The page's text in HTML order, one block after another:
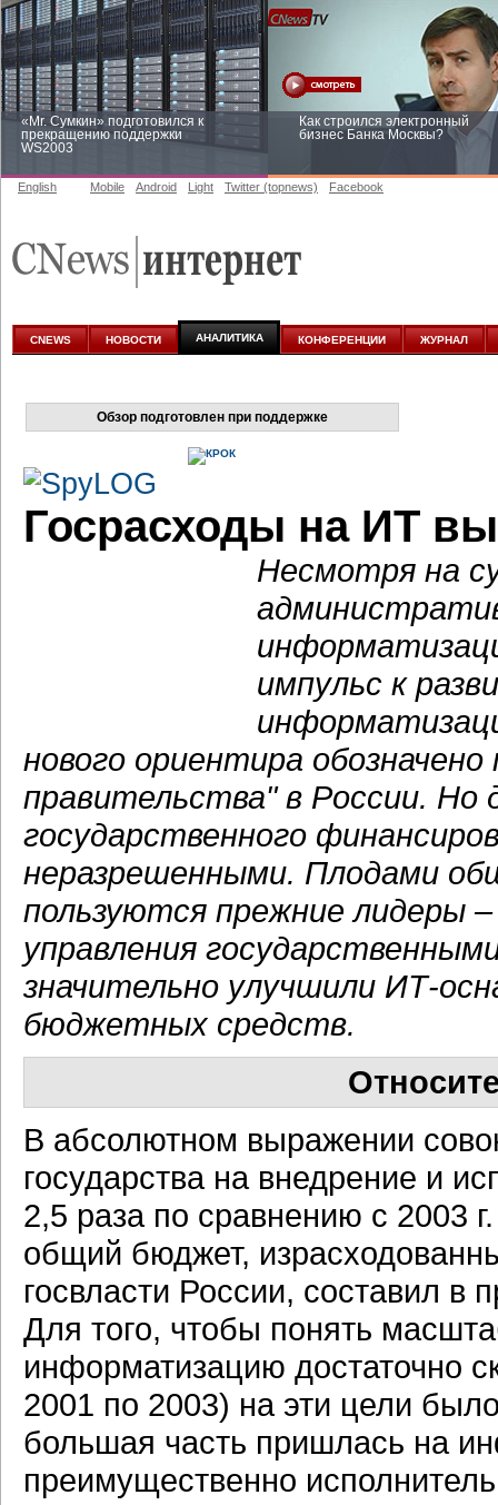
«Mr. Сумкин» подготовился к
прекращению поддержки
WS2003
Как строился электронный
бизнес Банка Москвы?
аналитике
English Mobile Android Light Twitter (topnews) Facebook
CNEWS НОВОСТИ АНАЛИТИКА КОНФЕРЕНЦИИ ЖУРНАЛ
Обзор подготовлен при поддержке
Госрасходы на ИТ
Несмотря на
импульс к
нового ориентира
правительства" в России. Но
государственного
неразрешенными. Плодами
пользуются прежние лидеры
управления
значительно улучшили ИТ-
бюджетных средств.
В абсолютном выражении
государства на внедрение и
2,5 раза по сравнению с 2003
общий бюджет,
госвласти России, составил
Для того, чтобы понять
информатизацию достаточно
2001 по 2003) на эти цели
большая часть пришлась на
преимущественно